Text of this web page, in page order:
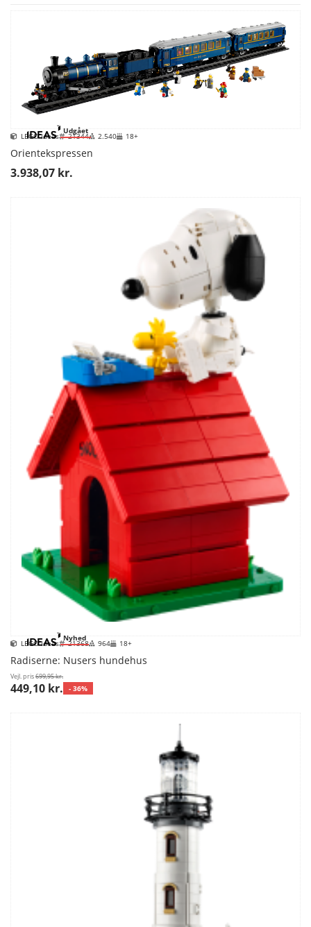
Udgået
LEGO Ideas 21344 2.540 18+
Orientekspressen
3.938,07 kr.
Nyhed
LEGO Ideas 21368 964 18+
Radiserne: Nusers hundehus
Vejl. pris699,95 kr.
449,10 kr. - 36%